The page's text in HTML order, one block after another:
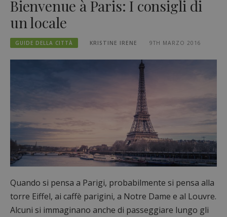
Bienvenue à Paris: I consigli di
un locale
GUIDE DELLA CITTÀ KRISTINE IRENE 9TH MARZO 2016
Quando si pensa a Parigi, probabilmente si pensa alla
torre Eiffel, ai caffè parigini, a Notre Dame e al Louvre.
Alcuni si immaginano anche di passeggiare lungo gli